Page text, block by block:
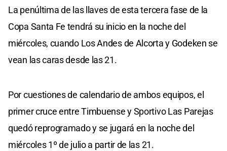
La penúltima de las llaves de esta tercera fase de la
Copa Santa Fe tendrá su inicio en la noche del
miércoles, cuando Los Andes de Alcorta y Godeken se
vean las caras desde las 21.
Por cuestiones de calendario de ambos equipos, el
primer cruce entre Timbuense y Sportivo Las Parejas
quedó reprogramado y se jugará en la noche del
miércoles 1º de julio a partir de las 21.